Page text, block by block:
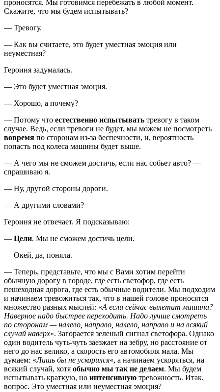
проносятся. Мы готовимся перебежать в любой момент.
Скажите, что мы будем испытывать?
— Тревогу.
— Как вы считаете, это будет уместная эмоция или
неуместная?
Героиня задумалась.
— Это будет уместная эмоция.
— Хорошо, а почему?
— Потому что естественно испытывать тревогу в таком
случае. Ведь, если тревоги не будет, мы можем не посмотреть
вовремя по сторонам из-за беспечности, и, вероятность
попасть под колеса машины будет выше.
— А чего мы не сможем достичь, если нас собьет авто? —
спрашиваю я.
— Ну, другой стороны дороги.
— А другими словами?
Героиня не отвечает. Я подсказываю:
— Цели. Мы не сможем достичь цели.
— Окей, да, поняла.
— Теперь, представьте, что мы с Вами хотим перейти
обычную дорогу в городе, где есть светофор, где есть
пешеходная дорога, где есть обычные водители. Мы подходим
и начинаем тревожиться так, что в нашей голове проносятся
множество разных мыслей: «А если сейчас вылетит машина?
Наверное надо быстрее переходить. Надо лучше смотреть
по сторонам — налево, направо, налево, направо и на всякий
случай наверх«. Загорается зеленый сигнал светофора. Однако
один водитель чуть-чуть заезжает на зебру, но расстояние от
него до нас велико, а скорость его автомобиля мала. Мы
думаем: «Лишь бы не ускорился«, а начинаем ускоряться, на
всякий случай, хотя обычно мы так не делаем. Мы будем
испытывать краткую, но интенсивную тревожность. Итак,
вопрос. Это уместная или неуместная эмоция?